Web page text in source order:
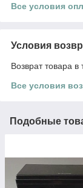
Все условия
Условия
Возврат товара
Все условия
Подобные